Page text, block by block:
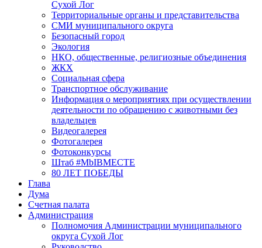
Сухой Лог
Территориальные органы и представительства
СМИ муниципального округа
Безопасный город
Экология
НКО, общественные, религиозные объединения
ЖКХ
Социальная сфера
Транспортное обслуживание
Информация о мероприятиях при осуществлении
деятельности по обращению с животными без
владельцев
Видеогалерея
Фотогалерея
Фотоконкурсы
Штаб #MbIBMECTE
80 ЛЕТ ПОБЕДЫ
Глава
Дума
Счетная палата
Администрация
Полномочия Администрации муниципального
округа Сухой Лог